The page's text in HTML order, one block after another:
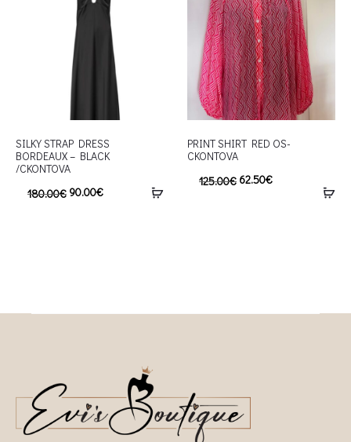
SILKY STRAP DRESS
BORDEAUX – BLACK
/CKONTOVA
180.00€ 90.00€
PRINT SHIRT RED OS-
CKONTOVA
125.00€ 62.50€